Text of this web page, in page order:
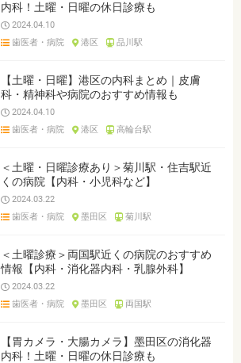
内科！土曜・日曜の休日診療も
2024.04.10
歯医者・病院
港区 品川駅
【土曜・日曜】港区の内科まとめ｜皮膚
科・精神科や病院のおすすめ情報も
2024.04.10
歯医者・病院
港区 高輪台駅
＜土曜・日曜診療あり＞菊川駅・住吉駅近
くの病院【内科・小児科など】
2024.03.22
歯医者・病院
墨田区 菊川駅
＜土曜診療＞両国駅近くの病院のおすすめ
情報【内科・消化器内科・乳腺外科】
2024.03.22
歯医者・病院
墨田区 両国駅
【胃カメラ・大腸カメラ】墨田区の消化器
内科！土曜・日曜の休日診療も